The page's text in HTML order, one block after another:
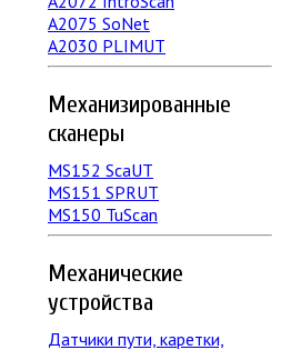
А2075 SoNet
А2030 PLIMUT
Механизированные
сканеры
MS152 SсaUT
MS151 SPRUT
MS150 TuScan
Механические
устройства
Датчики пути, каретки,